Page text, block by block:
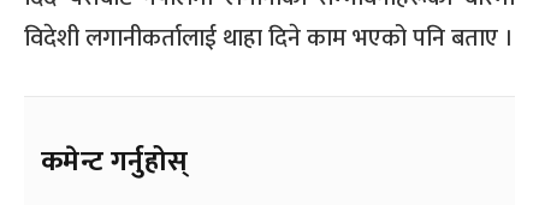
विदेशी लगानीकर्तालाई थाहा दिने काम भएको पनि बताए ।
कमेन्ट गर्नुहोस्